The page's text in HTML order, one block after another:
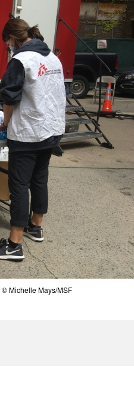
Michelle Mays/MSF